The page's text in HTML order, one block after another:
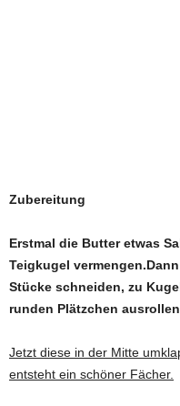
Zubereitung
Erstmal die Butter etwas
Teigkugel
Stücke schneiden, zu
runden Plätzchen
Jetzt diese in der Mitte
entsteht ein schöner Fächer.